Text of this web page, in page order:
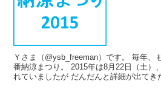
Ｙさま（@ysb_freeman）です。 毎年、ものすごい賑わいの 麻布十
番納涼まつり。 2015年は8月22日（土）、23日（日）開催と 発表さ
れていましたが だんだんと詳細が出てき